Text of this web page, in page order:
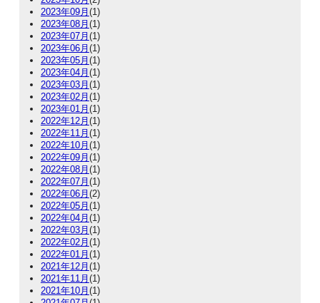
2023年09月 (1)
2023年08月 (1)
2023年07月 (1)
2023年06月 (1)
2023年05月 (1)
2023年04月 (1)
2023年03月 (1)
2023年02月 (1)
2023年01月 (1)
2022年12月 (1)
2022年11月 (1)
2022年10月 (1)
2022年09月 (1)
2022年08月 (1)
2022年07月 (1)
2022年06月 (2)
2022年05月 (1)
2022年04月 (1)
2022年03月 (1)
2022年02月 (1)
2022年01月 (1)
2021年12月 (1)
2021年11月 (1)
2021年10月 (1)